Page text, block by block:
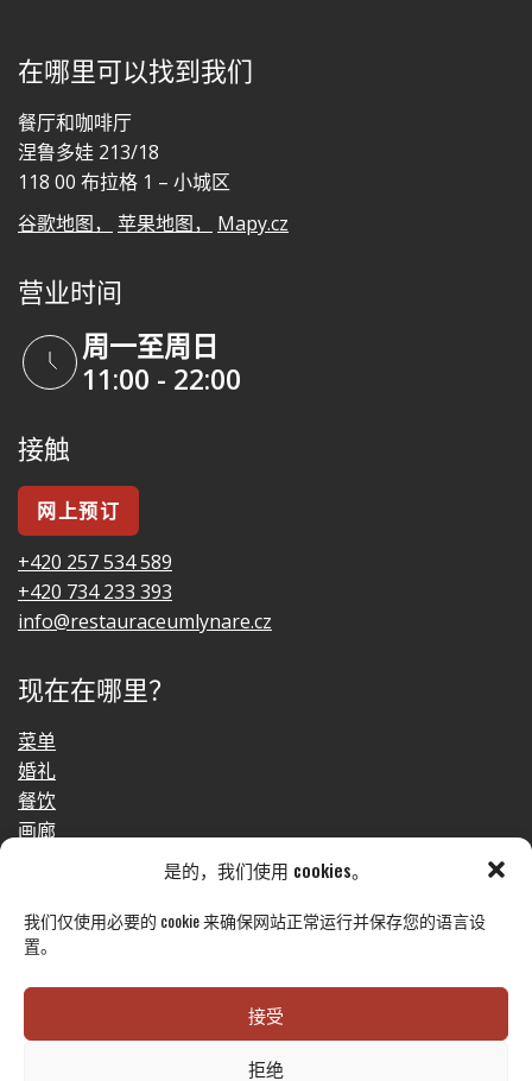
是的，我们使用 cookies。
我们仅使用必要的 cookie 来确保网站正常运行并保存您的语言设
置。
接受
拒绝
在哪里可以找到我们
餐厅和咖啡厅
涅鲁多娃 213/18
118 00 布拉格 1 – 小城区
谷歌地图，
苹果地图， Mapy.cz
营业时间
周一至周日
11:00 - 22:00
接触
网上预订
+420 257 534 589
+420 734 233 393
info@restauraceumlynare.cz
现在在哪里？
菜单
婚礼
餐饮
画廊
© 2023 姆林纳日餐厅